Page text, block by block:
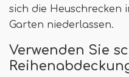
sich die Heuschrecken
Garten niederlassen.
Verwenden Sie